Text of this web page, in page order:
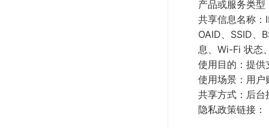
产品或服务类型
共享信息名称
OAID、SSID、
息、Wi-Fi 状态
使用目的：提供
使用场景：用户
共享方式：后台
隐私政策链接：